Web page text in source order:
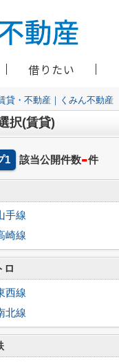
借りたい
貸・不動産｜くみん不動産
択(賃貸)
1 該当公開件数-件
手線
崎線
ロ
西線
北線